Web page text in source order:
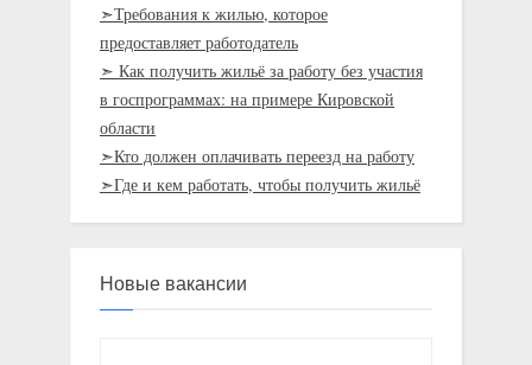
➣Требования к жилью, которое
предоставляет работодатель
➣ Как получить жильё за работу без участия
в госпрограммах: на примере Кировской
области
➣Кто должен оплачивать переезд на работу
➣Где и кем работать, чтобы получить жильё
Новые вакансии